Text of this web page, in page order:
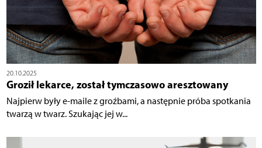
20.10.2025
Groził lekarce, został tymczasowo aresztowany
Najpierw były e-maile z groźbami, a następnie próba spotkania
twarzą w twarz. Szukając jej w...